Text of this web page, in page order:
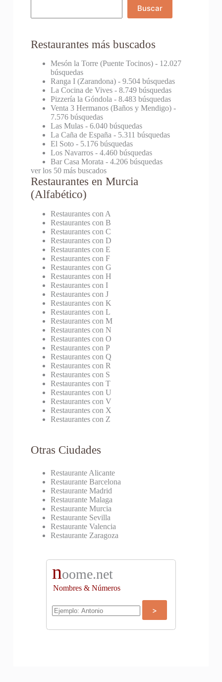
Buscar
Restaurantes más buscados
Mesón la Torre (Puente Tocinos)- 12.027
búsquedas
Ranga I (Zarandona)- 9.504 búsquedas
La Cocina de Vives- 8.749 búsquedas
Pizzería la Góndola - 8.483 búsquedas
Venta 3 Hermanos (Baños y Mendigo)-
7.576 búsquedas
Las Mulas- 6.040 búsquedas
La Caña de España - 5.311 búsquedas
El Soto- 5.176 búsquedas
Los Navarros- 4.460 búsquedas
Bar Casa Morata - 4.206 búsquedas
ver los 50 más buscados
Restaurantes en Murcia
(Alfabético)
Restaurantes con A
Restaurantes con B
Restaurantes con C
Restaurantes con D
Restaurantes con E
Restaurantes con F
Restaurantes con G
Restaurantes con H
Restaurantes con I
Restaurantes con J
Restaurantes con K
Restaurantes con L
Restaurantes con M
Restaurantes con N
Restaurantes con O
Restaurantes con P
Restaurantes con Q
Restaurantes con R
Restaurantes con S
Restaurantes con T
Restaurantes con U
Restaurantes con V
Restaurantes con X
Restaurantes con Z
Otras Ciudades
Restaurante Alicante
Restaurante Barcelona
Restaurante Madrid
Restaurante Malaga
Restaurante Murcia
Restaurante Sevilla
Restaurante Valencia
Restaurante Zaragoza
noome.net
Nombres & Números